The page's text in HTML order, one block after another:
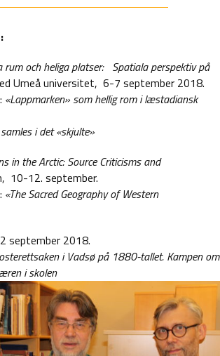
rum och heliga platser: Spatiala perspektiv på
Umeå universitet, 6-7 september 2018.
«Lappmarken» som hellig rom i læstadiansk
samles i det «skjulte»
in the Arctic: Source Criticisms and
10-12. september.
«The Sacred Geography of Western
september 2018.
i Vadsø på 1880-tallet. Kampen om
i skolen